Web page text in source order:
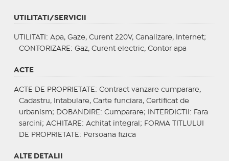
UTILITATI/SERVICII
UTILITATI : Apa, Gaze, Curent 220V, Canalizare, Internet;
CONTORIZARE : Gaz, Curent electric, Contor apa
ACTE
ACTE DE PROPRIETATE : Contract vanzare cumparare,
Cadastru, Intabulare, Carte funciara, Certificat de
urbanism;
DOBANDIRE : Cumparare; INTERDICTII : Fara
sarcini; ACHITARE : Achitat integral; FORMA TITLULUI
DE PROPRIETATE : Persoana fizica
ALTE DETALII